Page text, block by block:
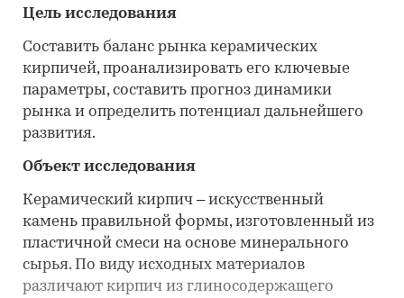
Цель исследования
Составить баланс рынка керамических
кирпичей, проанализировать его ключевые
параметры, составить прогноз динамики
рынка и определить потенциал дальнейшего
развития.
Объект исследования
Керамический кирпич – искусственный
камень правильной формы, изготовленный из
пластичной смеси на основе минерального
сырья. По виду исходных материалов
различают кирпич из глиносодержащего